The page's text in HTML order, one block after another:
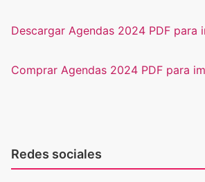
Descargar Agendas 2024 PDF para
Comprar Agendas 2024 PDF para
Redes sociales